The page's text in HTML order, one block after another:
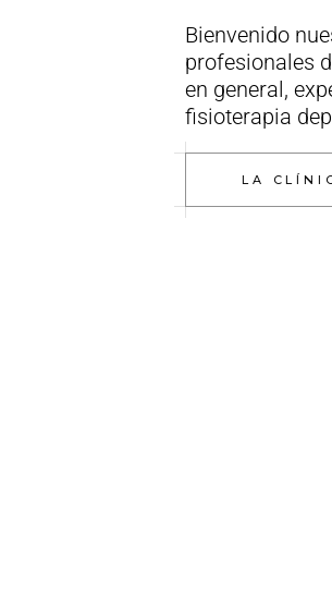
LA
Bienvenido
profesionales
en general,
fisioterapia